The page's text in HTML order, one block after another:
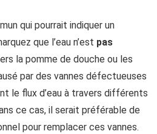
qui pourrait indiquer un
que l’eau n’est pas
la pomme de douche ou les
par des vannes défectueuses
le flux d’eau à travers différents
ce cas, il serait préférable de
pour remplacer ces vannes.